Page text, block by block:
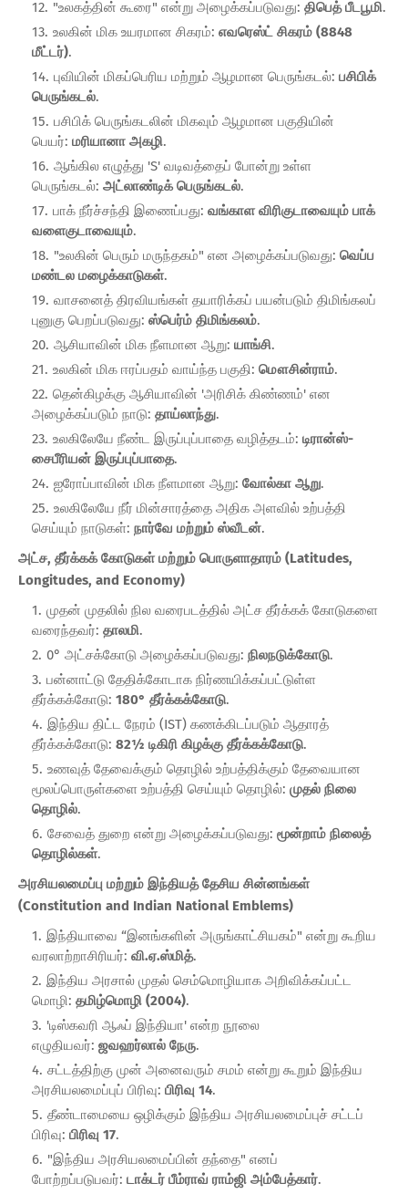
"உலகத்தின் கூரை" என்று அழைக்கப்படுவது: திபெத் பீடபூமி.
உலகின் மிக உயரமான சிகரம்: எவரெஸ்ட் சிகரம் (8848
மீட்டர்).
புவியின் மிகப்பெரிய மற்றும் ஆழமான பெருங்கடல்: பசிபிக்
பெருங்கடல்.
பசிபிக் பெருங்கடலின் மிகவும் ஆழமான பகுதியின்
பெயர்: மரியானா அகழி.
ஆங்கில எழுத்து 'S' வடிவத்தைப் போன்று உள்ள
பெருங்கடல்: அட்லாண்டிக் பெருங்கடல்.
பாக் நீர்ச்சந்தி இணைப்பது: வங்காள விரிகுடாவையும் பாக்
வளைகுடாவையும்.
"உலகின் பெரும் மருந்தகம்" என அழைக்கப்படுவது: வெப்ப
மண்டல மழைக்காடுகள்.
வாசனைத் திரவியங்கள் தயாரிக்கப் பயன்படும் திமிங்கலப்
புனுகு பெறப்படுவது: ஸ்பெர்ம் திமிங்கலம்.
ஆசியாவின் மிக நீளமான ஆறு: யாங்சி.
உலகின் மிக ஈரப்பதம் வாய்ந்த பகுதி: மௌசின்ராம்.
தென்கிழக்கு ஆசியாவின் 'அரிசிக் கிண்ணம்' என
அழைக்கப்படும் நாடு: தாய்லாந்து.
உலகிலேயே நீண்ட இருப்புப்பாதை வழித்தடம்: டிரான்ஸ்-
சைபீரியன் இருப்புப்பாதை.
ஐரோப்பாவின் மிக நீளமான ஆறு: வோல்கா ஆறு.
உலகிலேயே நீர் மின்சாரத்தை அதிக அளவில் உற்பத்தி
செய்யும் நாடுகள்: நார்வே மற்றும் ஸ்வீடன்.
அட்ச, தீர்க்கக் கோடுகள் மற்றும் பொருளாதாரம் (Latitudes,
Longitudes, and Economy)
முதன் முதலில் நில வரைபடத்தில் அட்ச தீர்க்கக் கோடுகளை
வரைந்தவர்: தாலமி.
0° அட்சக்கோடு அழைக்கப்படுவது: நிலநடுக்கோடு.
பன்னாட்டு தேதிக்கோடாக நிர்ணயிக்கப்பட்டுள்ள
தீர்க்கக்கோடு: 180° தீர்க்கக்கோடு.
இந்திய திட்ட நேரம் (IST) கணக்கிடப்படும் ஆதாரத்
தீர்க்கக்கோடு: 82½ டிகிரி கிழக்கு தீர்க்கக்கோடு.
உணவுத் தேவைக்கும் தொழில் உற்பத்திக்கும் தேவையான
மூலப்பொருள்களை உற்பத்தி செய்யும் தொழில்: முதல் நிலை
தொழில்.
சேவைத் துறை என்று அழைக்கப்படுவது: மூன்றாம் நிலைத்
தொழில்கள்.
அரசியலமைப்பு மற்றும் இந்தியத் தேசிய சின்னங்கள்
(Constitution and Indian National Emblems)
இந்தியாவை “இனங்களின் அருங்காட்சியகம்" என்று கூறிய
வரலாற்றாசிரியர்: வி.ஏ.ஸ்மித்.
இந்திய அரசால் முதல் செம்மொழியாக அறிவிக்கப்பட்ட
மொழி: தமிழ்மொழி (2004).
'டிஸ்கவரி ஆஃப் இந்தியா' என்ற நூலை
எழுதியவர்: ஜவஹர்லால் நேரு.
சட்டத்திற்கு முன் அனைவரும் சமம் என்று கூறும் இந்திய
அரசியலமைப்புப் பிரிவு: பிரிவு 14.
தீண்டாமையை ஒழிக்கும் இந்திய அரசியலமைப்புச் சட்டப்
பிரிவு: பிரிவு 17.
"இந்திய அரசியலமைப்பின் தந்தை" எனப்
போற்றப்படுபவர்: டாக்டர் பீம்ராவ் ராம்ஜி அம்பேத்கார்.